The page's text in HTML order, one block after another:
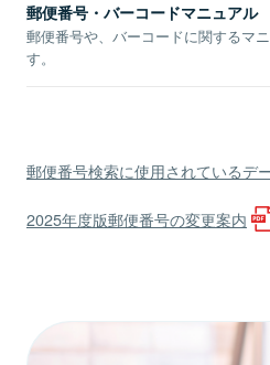
郵便番号・バーコードマニュアル
郵便番号や、バーコードに関するマ
す。
郵便番号検索に使用されているデ
2025年度版郵便番号の変更案内